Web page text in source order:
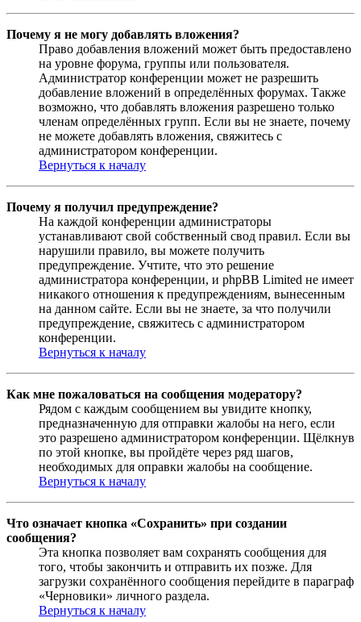
Почему я не могу добавлять вложения?
Право добавления вложений может быть предоставлено
на уровне форума, группы или пользователя.
Администратор конференции может не разрешить
добавление вложений в определённых форумах. Также
возможно, что добавлять вложения разрешено только
членам определённых групп. Если вы не знаете, почему
не можете добавлять вложения, свяжитесь с
администратором конференции.
Вернуться к началу
Почему я получил предупреждение?
На каждой конференции администраторы
устанавливают свой собственный свод правил. Если вы
нарушили правило, вы можете получить
предупреждение. Учтите, что это решение
администратора конференции, и phpBB Limited не имеет
никакого отношения к предупреждениям, вынесенным
на данном сайте. Если вы не знаете, за что получили
предупреждение, свяжитесь с администратором
конференции.
Вернуться к началу
Как мне пожаловаться на сообщения модератору?
Рядом с каждым сообщением вы увидите кнопку,
предназначенную для отправки жалобы на него, если
это разрешено администратором конференции. Щёлкнув
по этой кнопке, вы пройдёте через ряд шагов,
необходимых для оправки жалобы на сообщение.
Вернуться к началу
Что означает кнопка «Сохранить» при создании
сообщения?
Эта кнопка позволяет вам сохранять сообщения для
того, чтобы закончить и отправить их позже. Для
загрузки сохранённого сообщения перейдите в параграф
«Черновики» личного раздела.
Вернуться к началу